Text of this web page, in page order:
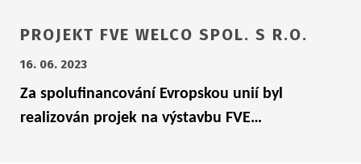
PROJEKT FVE WELCO SPOL. S R.O.
16. 06. 2023
Za spolufinancování Evropskou unií byl
realizován projek na výstavbu FVE…